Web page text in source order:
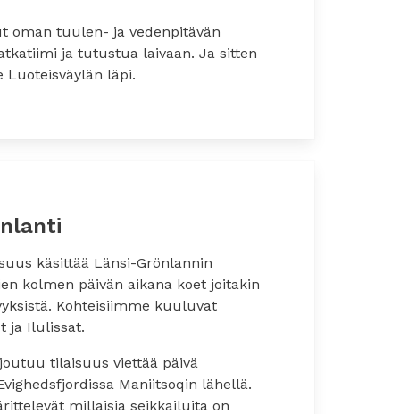
oman tuulen- ja vedenpitävän
ja tutustua laivaan. Ja sitten
Luoteisväylän läpi.
käsittää Länsi-Grönlannin
kolmen päivän aikana koet joitakin
Kohteisiimme kuuluvat
ja Ilulissat.
tilaisuus viettää päivä
Maniitsoqin lähellä.
millaisia seikkailuita on